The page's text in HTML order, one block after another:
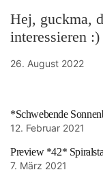
Hej, guckma,
interessieren :)
26. August 2022
*Schwebende
12. Februar 2021
Preview *42*
7. März 2021